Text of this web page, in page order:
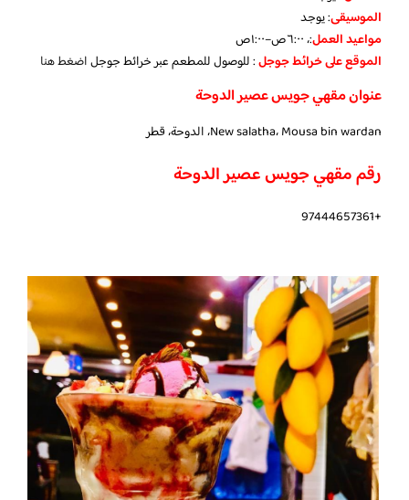
الموسيقى:يوجد
مواعيد العمل:، ٦:٠٠ص–١:٠٠ص
الموقع على خرائط جوجل: للوصول للمطعم عبر خرائط جوجلاضغط هنا
عنوان مقهي جويس عصير الدوحة
New salatha، Mousa bin wardan، الدوحة، قطر
رقم مقهي جويس عصير الدوحة
+97444657361